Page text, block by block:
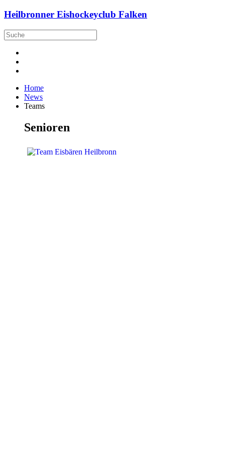
Heilbronner Eishockeyclub Falken
Home
News
Teams
Senioren